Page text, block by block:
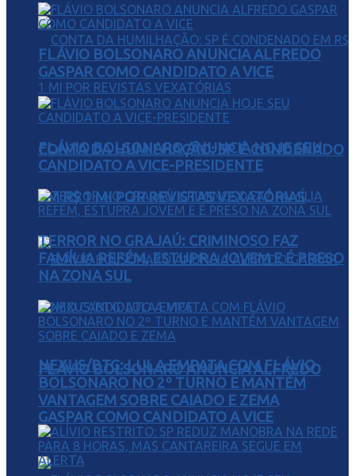
CONTA DA HUMILHAÇÃO: SP É CONDENADO
EM R$ 1 MI POR REVISTAS VEXATÓRIAS
FLÁVIO BOLSONARO ANUNCIA ALFREDO
GASPAR COMO CANDIDATO A VICE
FLÁVIO BOLSONARO ANUNCIA ALFREDO
GASPAR COMO CANDIDATO A VICE
FLÁVIO BOLSONARO ANUNCIA HOJE SEU
CANDIDATO A VICE-PRESIDENTE
TERROR NO GRAJAÚ: CRIMINOSO FAZ
FAMÍLIA REFÉM, ESTUPRA JOVEM E É PRESO
NA ZONA SUL
NEXUS/BTG: LULA EMPATA COM FLÁVIO
BOLSONARO NO 2º TURNO E MANTÉM
VANTAGEM SOBRE CAIADO E ZEMA